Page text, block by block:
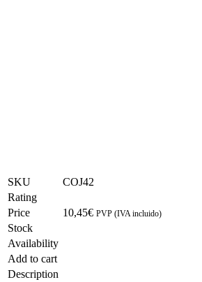
SKU
COJ42
Rating
Price
10,45€ PVP (IVA incluido)
Stock
Availability
Add to cart
Description